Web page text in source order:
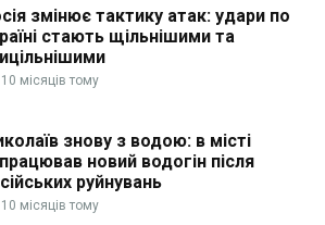
змінює тактику атак: удари по
стають щільнішими та
10 місяців тому
знову з водою: в місті
новий водогін після
руйнувань
10 місяців тому